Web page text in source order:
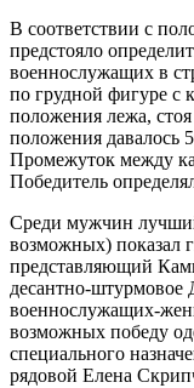
В соответствии с
предстояло
военнослужащих в
по грудной фигуре с
положения лежа,
положения давалось
Промежуток между
Победитель
Среди мужчин
возможных) показал
представляющий
десантно-штурмовое
военнослужащих-
возможных победу
специального
рядовой Елена